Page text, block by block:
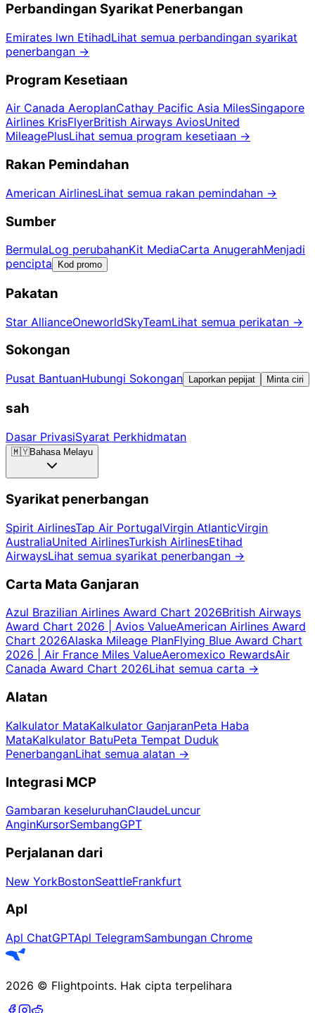
Perbandingan Syarikat Penerbangan
Emirates lwn EtihadLihat semua perbandingan syarikat
penerbangan →
Program Kesetiaan
Air Canada AeroplanCathay Pacific Asia MilesSingapore
Airlines KrisFlyerBritish Airways AviosUnited
MileagePlusLihat semua program kesetiaan →
Rakan Pemindahan
American AirlinesLihat semua rakan pemindahan →
Sumber
BermulaLog perubahanKit MediaCarta AnugerahMenjadi
pencipta
Kod promo
Pakatan
Star AllianceOneworldSkyTeamLihat semua perikatan →
Sokongan
Pusat BantuanHubungi Sokongan Laporkan pepijat Minta ciri
sah
Dasar PrivasiSyarat Perkhidmatan
🇲🇾Bahasa Melayu
Syarikat penerbangan
Spirit AirlinesTap Air PortugalVirgin AtlanticVirgin
AustraliaUnited AirlinesTurkish AirlinesEtihad
AirwaysLihat semua syarikat penerbangan →
Carta Mata Ganjaran
Azul Brazilian Airlines Award Chart 2026British Airways
Award Chart 2026 | Avios ValueAmerican Airlines Award
Chart 2026Alaska Mileage PlanFlying Blue Award Chart
2026 | Air France Miles ValueAeromexico RewardsAir
Canada Award Chart 2026Lihat semua carta →
Alatan
Kalkulator MataKalkulator GanjaranPeta Haba
MataKalkulator BatuPeta Tempat Duduk
PenerbanganLihat semua alatan →
Integrasi MCP
Gambaran keseluruhanClaudeLuncur
AnginKursorSembangGPT
Perjalanan dari
New YorkBostonSeattleFrankfurt
Apl
Apl ChatGPTApl TelegramSambungan Chrome
2026 © Flightpoints. Hak cipta terpelihara